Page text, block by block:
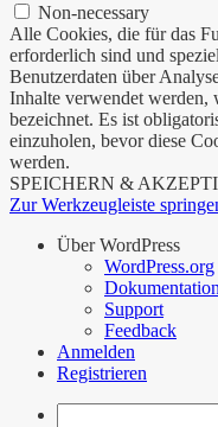
Non-necessary
Alle Cookies, die für das
erforderlich sind und
Benutzerdaten über
Inhalte verwendet werden,
bezeichnet. Es ist
einzuholen, bevor diese
werden.
SPEICHERN &
Zur Werkzeugleiste
Über WordPress
WordPress.org
Support
Feedback
Anmelden
Registrieren